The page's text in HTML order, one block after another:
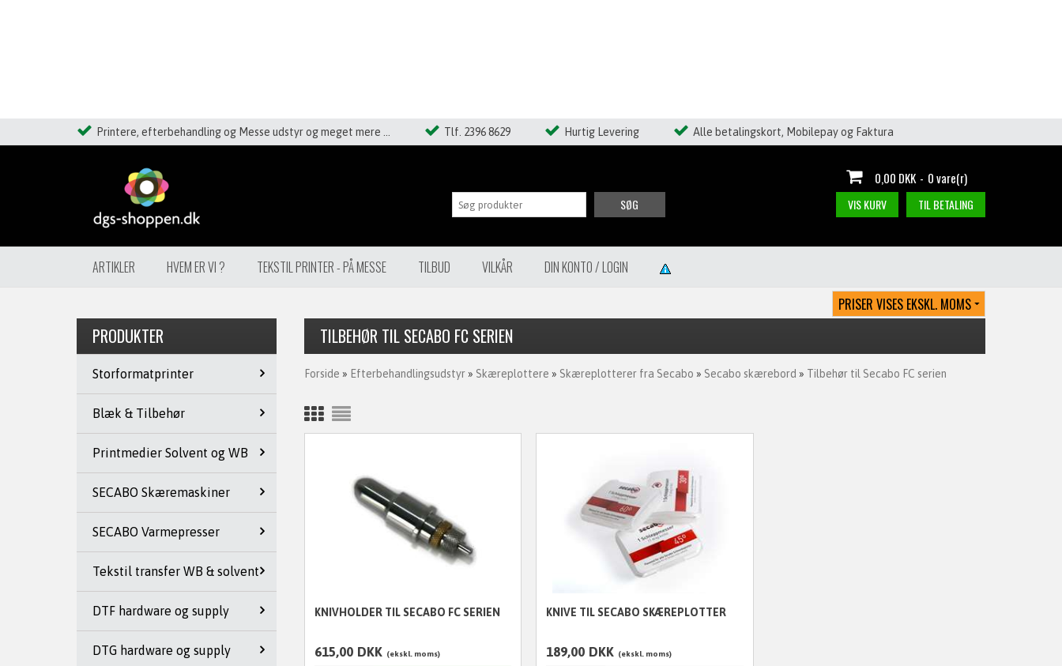
Printere, efterbehandling og Messe udstyr og meget mere ... Tlf. 2396 8629 Hurtig Levering Alle betalingskort, Mobilepay og Faktura
0,00 DKK - 0 vare(r)
VIS KURV TIL BETALING
ARTIKLER HVEM ER VI ? TEKSTIL PRINTER - PÅ MESSE TILBUD VILKÅR DIN KONTO / LOGIN
SØG
PRODUKTER
Storformatprinter
Blæk & Tilbehør
Printmedier Solvent og WB
SECABO Skæremaskiner
SECABO Varmepresser
Tekstil transfer WB & solvent
DTF hardware og supply
DTG hardware og supply
TILBEHØR TIL SECABO FC SERIEN
Forside » Efterbehandlingsudstyr» Skæreplottere » Skæreplotterer fra Secabo » Secabo skærebord » Tilbehør til Secabo FC serien
KNIVHOLDER TIL SECABO FC SERIEN
615,00 DKK ekskl. moms
KNIVE TIL SECABO SKÆREPLOTTER
189,00 DKK ekskl. moms